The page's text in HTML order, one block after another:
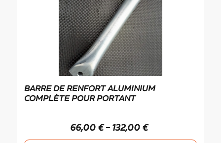
BARRE DE RENFORT ALUMINIUM
COMPLÈTE POUR PORTANT
66,00€ – 132,00€